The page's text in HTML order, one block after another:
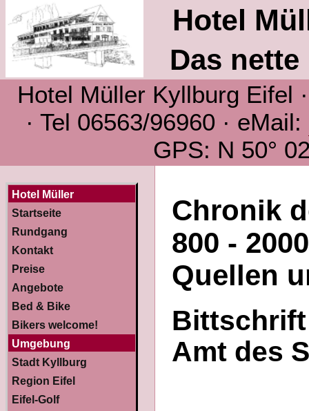
Hotel
Das
Hotel Müller Kyllburg Eifel
· Tel 06563/96960 · eMail:
GPS: N 50°
Hotel Müller
Startseite
Rundgang
Kontakt
Preise
Angebote
Bed & Bike
Bikers welcome!
Umgebung
Stadt Kyllburg
Region Eifel
Eifel-Golf
Chronik
800 - 2000
Quellen
Bittschrift
Amt des